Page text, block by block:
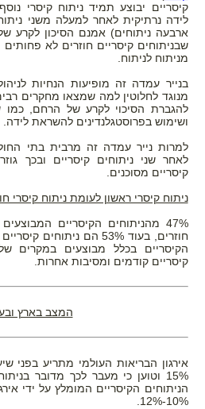
קיסריים יבוצע תמיד ניתוח קיסרי
לידה נרתיקית לאחר למעלה משני
ארבעה ניתוחים) אמנם הסיכון לקרע
שבניתוחים קיסריים חוזרים לא
מניתוח לניתוח.
בנייר עמדה זה מופיעות הנחיות
מנוגד לחלוטין למה שמצאו מחקרים
להגברת הסיכוי לקרע של הרחם, כמו
ושימוש בפרוסטגלנדינים להשראת לידה.
למרות נייר עמדה זה מרבית בתי
לאחר שני ניתוחים קיסריים ובכך
קיסריים מסוכנים.
ניתוח קיסרי ראשון לעומת ניתוח קיסרי
47% מהניתוחים הקיסריים
הקיסריים בכלל מבוצעים במקרים
קיסריים קודמים ומסיבות אחרות.
המצב בארץ
אירגון הבריאות העולמי מתריע בפני
15% וטוען כי מעבר לכך מדובר
הניתוחים הקיסריים המומלץ על ידי
10%-12%.